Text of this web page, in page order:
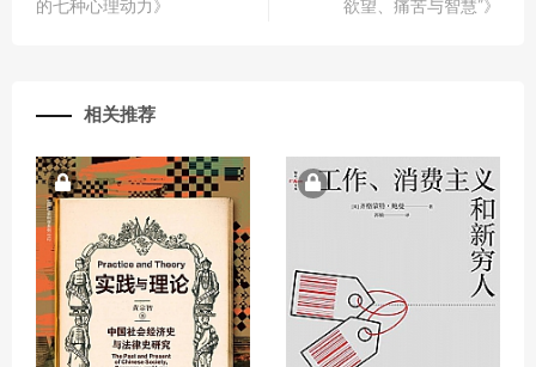
的七种心理动力》
欲望、痛苦与智慧”》
相关推荐